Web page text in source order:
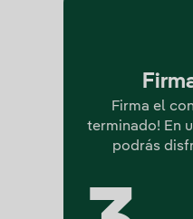
Firma el
terminado! En
podrás